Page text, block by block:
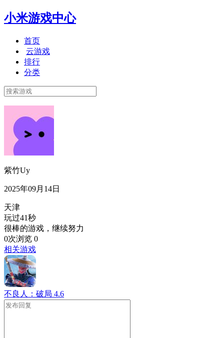
小米游戏中心
首页
云游戏
排行
分类
紫竹Uy
2025年09月14日
天津
玩过41秒
很棒的游戏，继续努力
0次浏览 0
相关游戏
不良人：破局 4.6